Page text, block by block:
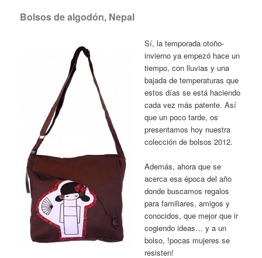
Bolsos de algodón, Nepal
Sí, la temporada otoño-
invierno ya empezó hace un
tiempo, con lluvias y una
bajada de temperaturas que
estos días se está haciendo
cada vez más patente. Así
que un poco tarde, os
presentamos hoy nuestra
colección de bolsos 2012.
Además, ahora que se
acerca esa época del año
donde buscamos regalos
para familiares, amigos y
conocidos, que mejor que ir
cogiendo ideas… y a un
bolso, !pocas mujeres se
resisten!